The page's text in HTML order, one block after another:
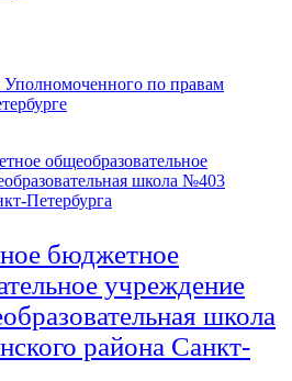
по правам
бюджетное
учреждение
школа
района Санкт-